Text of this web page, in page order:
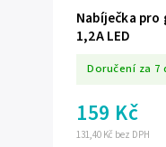
Nabíječka
1,2A LED
Doručení za 7
131,40 Kč bez DPH
159 Kč